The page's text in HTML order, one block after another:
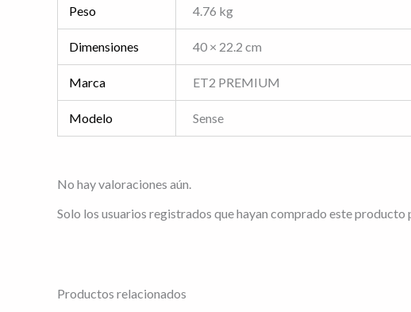
Peso 4.76 kg
Dimensiones 40 × 22.2 cm
Marca ET2 PREMIUM
Modelo Sense
No hay valoraciones aún.
Solo los usuarios registrados que hayan comprado este producto
Productos relacionados